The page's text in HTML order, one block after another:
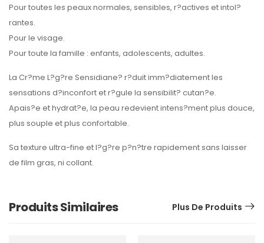
Pour toutes les peaux normales, sensibles, r?actives et intol?
rantes.
Pour le visage.
Pour toute la famille : enfants, adolescents, adultes.
La Cr?me L?g?re Sensidiane? r?duit imm?diatement les
sensations d?inconfort et r?gule la sensibilit? cutan?e.
Apais?e et hydrat?e, la peau redevient intens?ment plus douce,
plus souple et plus confortable.
Sa texture ultra-fine et l?g?re p?n?tre rapidement sans laisser
de film gras, ni collant.
Produits Similaires Plus De Produits